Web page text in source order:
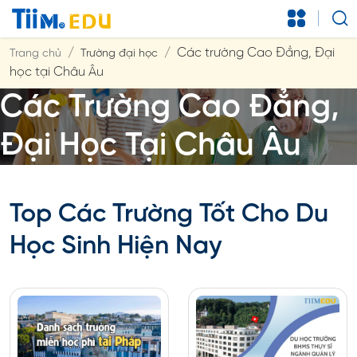
Trang chủ Trường đại học
Các trường Cao Đẳng, Đại
học tại Châu Âu
Các Trường Cao Đẳng,
Đại Học Tại Châu Âu
Top Các Trường Tốt Cho Du
Học Sinh Hiện Nay